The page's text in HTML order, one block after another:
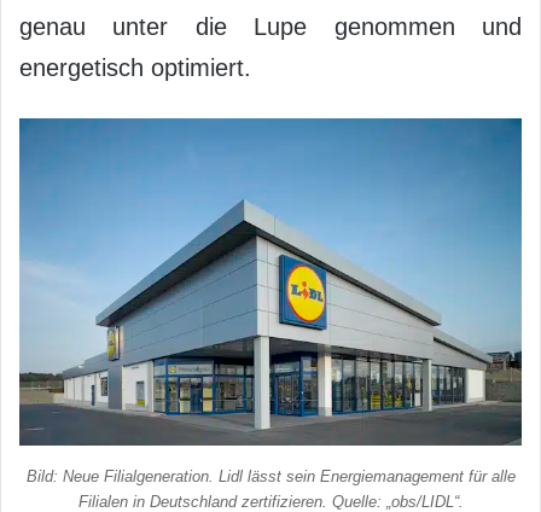
genau unter die Lupe genommen und
energetisch optimiert.
Bild: Neue Filialgeneration. Lidl lässt sein Energiemanagement für alle
Filialen in Deutschland zertifizieren. Quelle: „obs/LIDL“.